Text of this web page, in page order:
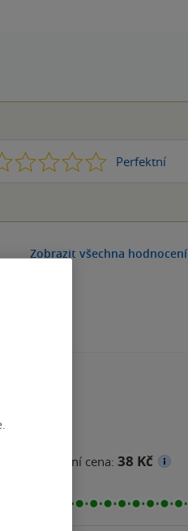
1 2 3 4 Perfektní
5
Zobrazit všechna hodnocení
prodejní cena: 38 Kč